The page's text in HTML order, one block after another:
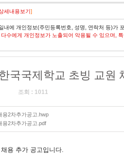
세내용보기]
내에 개인정보(주민등록번호, 성명, 연락처 등)가
수에게 개인정보가 노출되어 악용될 수 있으며,
국국제학교 초빙 교원
조회 : 1011
용2차추가공고.hwp
용2차추가공고.pdf
용 추가 공고입니다.